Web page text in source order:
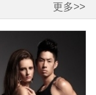
更多>>